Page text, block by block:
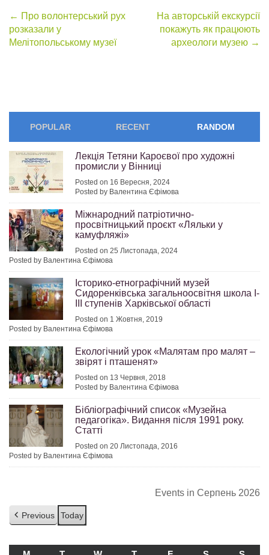
Post
navigation
← Про волонтерський рух
розказали у
Мелітопольському музеї
На авторській екскурсії
покажуть як працюють
археологи музею →
POPULAR RECENT RANDOM
Лекція Тетяни Кароєвої про художні
промисли у Вінниці
Posted on 16 Вересня, 2024
Posted by Валентина Єфімова
Міжнародний патріотично-
просвітницький проєкт «Ляльки у
камуфляжі»
Posted on 25 Листопада, 2024
Posted by Валентина Єфімова
Історико-етнографічний музей
Сидоренківська загальноосвітня школа І-
ІІІ ступенів Харківської області
Posted on 1 Жовтня, 2019
Posted by Валентина Єфімова
Екологічний урок «Малятам про малят –
звірят і пташенят»
Posted on 13 Червня, 2018
Posted by Валентина Єфімова
Бібліографічний список «Музейна
педагогіка». Видання після 1991 року.
Статті
Posted on 20 Листопада, 2016
Posted by Валентина Єфімова
Events in Серпень 2026
Previous Today